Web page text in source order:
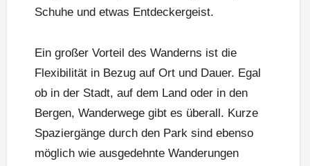
Schuhe und etwas Entdeckergeist.
Ein großer Vorteil des Wanderns ist die
Flexibilität in Bezug auf Ort und Dauer. Egal
ob in der Stadt, auf dem Land oder in den
Bergen, Wanderwege gibt es überall. Kurze
Spaziergänge durch den Park sind ebenso
möglich wie ausgedehnte Wanderungen